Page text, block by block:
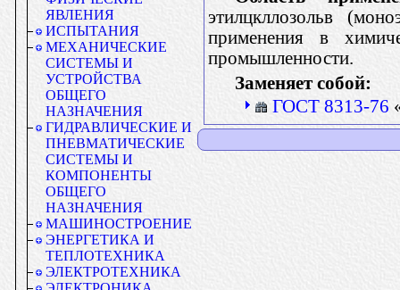
ЯВЛЕНИЯ
ИСПЫТАНИЯ
МЕХАНИЧЕСКИЕ
СИСТЕМЫ И
УСТРОЙСТВА
ОБЩЕГО
НАЗНАЧЕНИЯ
ГИДРАВЛИЧЕСКИЕ И
ПНЕВМАТИЧЕСКИЕ
СИСТЕМЫ И
КОМПОНЕНТЫ
ОБЩЕГО
НАЗНАЧЕНИЯ
МАШИНОСТРОЕНИЕ
ЭНЕРГЕТИКА И
ТЕПЛОТЕХНИКА
ЭЛЕКТРОТЕХНИКА
этилцкллозольв
применения в
промышленности.
Заменяет собой:
ГОСТ 8313-76